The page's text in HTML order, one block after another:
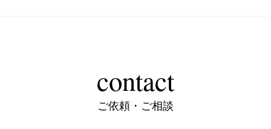
contact
ご依頼・ご相談